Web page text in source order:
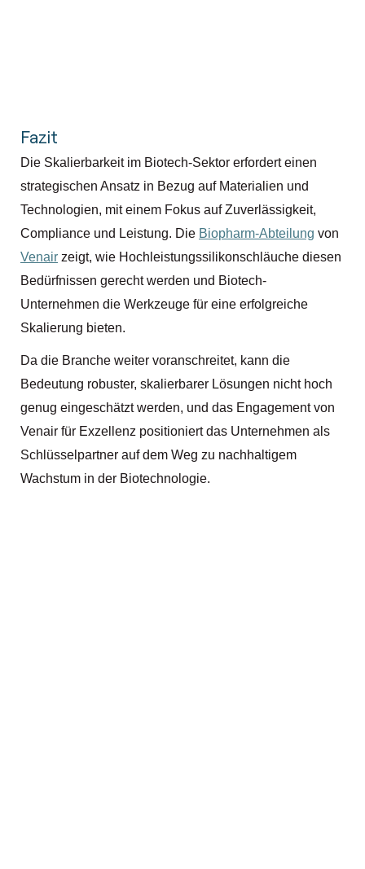
Fazit
Die Skalierbarkeit im Biotech-Sektor erfordert einen
strategischen Ansatz in Bezug auf Materialien und
Technologien, mit einem Fokus auf Zuverlässigkeit,
Compliance und Leistung. Die Biopharm-Abteilung von
Venair zeigt, wie Hochleistungssilikonschläuche diesen
Bedürfnissen gerecht werden und Biotech-
Unternehmen die Werkzeuge für eine erfolgreiche
Skalierung bieten.
Da die Branche weiter voranschreitet, kann die
Bedeutung robuster, skalierbarer Lösungen nicht hoch
genug eingeschätzt werden, und das Engagement von
Venair für Exzellenz positioniert das Unternehmen als
Schlüsselpartner auf dem Weg zu nachhaltigem
Wachstum in der Biotechnologie.